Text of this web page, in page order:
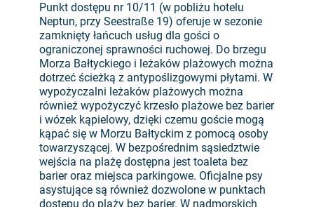
Punkt dostępu nr 10/11 (w pobliżu hotelu
Neptun, przy Seestraße 19) oferuje w sezonie
zamknięty łańcuch usług dla gości o
ograniczonej sprawności ruchowej. Do brzegu
Morza Bałtyckiego i leżaków plażowych można
dotrzeć ścieżką z antypoślizgowymi płytami. W
wypożyczalni leżaków plażowych można
również wypożyczyć krzesło plażowe bez barier
i wózek kąpielowy, dzięki czemu goście mogą
kąpać się w Morzu Bałtyckim z pomocą osoby
towarzyszącej. W bezpośrednim sąsiedztwie
wejścia na plażę dostępna jest toaleta bez
barier oraz miejsca parkingowe. Oficjalne psy
asystujące są również dozwolone w punktach
dostępu do plaży bez barier. W nadmorskich